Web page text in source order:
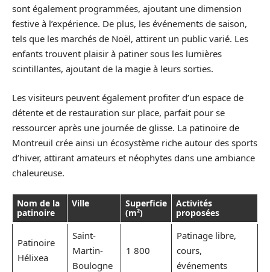
sont également programmées, ajoutant une dimension
festive à l’expérience. De plus, les événements de saison,
tels que les marchés de Noël, attirent un public varié. Les
enfants trouvent plaisir à patiner sous les lumières
scintillantes, ajoutant de la magie à leurs sorties.
Les visiteurs peuvent également profiter d’un espace de
détente et de restauration sur place, parfait pour se
ressourcer après une journée de glisse. La patinoire de
Montreuil crée ainsi un écosystème riche autour des sports
d’hiver, attirant amateurs et néophytes dans une ambiance
chaleureuse.
Nom de la
patinoire
Ville
Superficie
(m²)
Activités
proposées
Patinoire
Hélixea
Saint-
Martin-
Boulogne
1 800
Patinage libre,
cours,
événements